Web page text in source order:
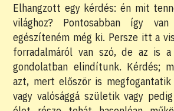
Elhangzott egy kérdés: én mit
világhoz? Pontosabban így
egészíteném még ki. Persze itt a
forradalmáról van szó, de az is
gondolatban elindítunk. Kérdés;
azt, mert először is
vagy valósággá születik vagy